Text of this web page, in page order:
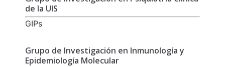
de la UIS
GIPs
Grupo de Investigación en Inmunología y
Epidemiología Molecular